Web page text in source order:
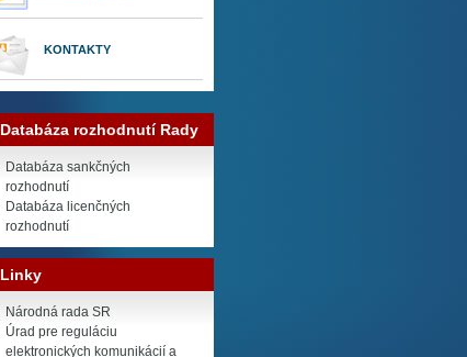
KONTAKTY
Databáza rozhodnutí Rady
Databáza sankčných
rozhodnutí
Databáza licenčných
rozhodnutí
Linky
Národná rada SR
Úrad pre reguláciu
elektronických komunikácií a